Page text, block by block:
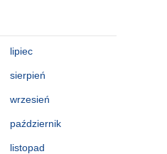
lipiec
sierpień
wrzesień
październik
listopad